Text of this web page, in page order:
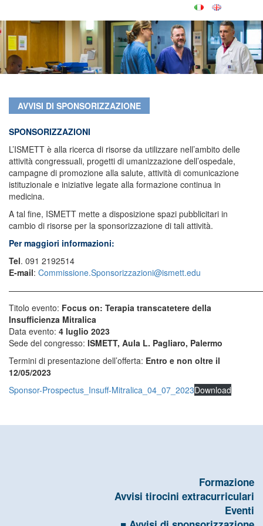
AVVISI DI SPONSORIZZAZIONE
SPONSORIZZAZIONI
L’ISMETT è alla ricerca di risorse da utilizzare nell’ambito delle
attività congressuali, progetti di umanizzazione dell’ospedale,
campagne di promozione alla salute, attività di comunicazione
istituzionale e iniziative legate alla formazione continua in
medicina.
A tal fine, ISMETT mette a disposizione spazi pubblicitari in
cambio di risorse per la sponsorizzazione di tali attività.
Per maggiori informazioni:
Tel. 091 2192514
E-mail: Commissione.Sponsorizzazioni@ismett.edu
Titolo evento: Focus on: Terapia transcatetere della
Insufficienza Mitralica
Data evento: 4 luglio 2023
Sede del congresso: ISMETT, Aula L. Pagliaro, Palermo
Termini di presentazione dell’offerta: Entro e non oltre il
12/05/2023
Sponsor-Prospectus_Insuff-Mitralica_04_07_2023Download
Formazione
Avvisi tirocini extracurriculari
Eventi